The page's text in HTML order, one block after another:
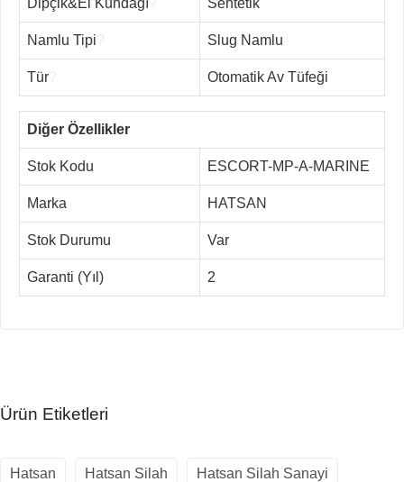
Namlu Tipi Slug Namlu
Tür Otomatik Av Tüfeği
Diğer Özellikler
Stok Kodu ESCORT-MP-A-MARINE
Marka HATSAN
Stok Durumu Var
Garanti (Yıl) 2
Ürün Etiketleri
Hatsan Hatsan Silah Hatsan Silah Sanayi